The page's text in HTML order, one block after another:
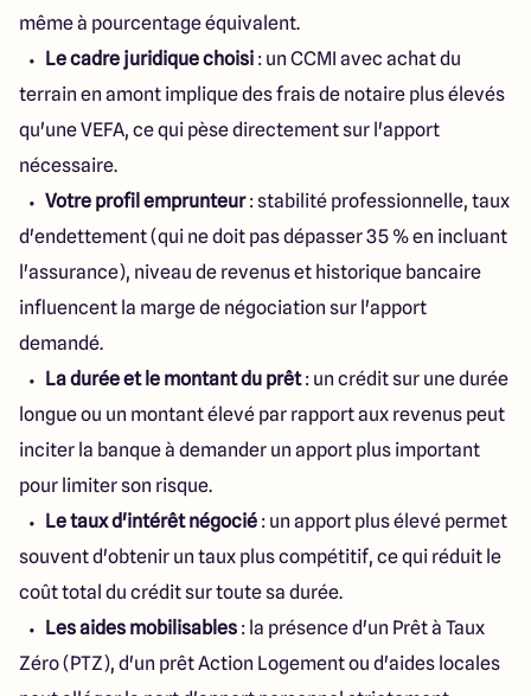
même à pourcentage équivalent.
Le cadre juridique choisi : un CCMI avec achat du
terrain en amont implique des frais de notaire plus élevés
qu'une VEFA, ce qui pèse directement sur l'apport
nécessaire.
Votre profil emprunteur: stabilité professionnelle, taux
d'endettement (qui ne doit pas dépasser 35 % en incluant
l'assurance), niveau de revenus et historique bancaire
influencent la marge de négociation sur l'apport
demandé.
La durée et le montant du prêt: un crédit sur une durée
longue ou un montant élevé par rapport aux revenus peut
inciter la banque à demander un apport plus important
pour limiter son risque.
Le taux d'intérêt négocié : un apport plus élevé permet
souvent d'obtenir un taux plus compétitif, ce qui réduit le
coût total du crédit sur toute sa durée.
Les aides mobilisables : la présence d'un Prêt à Taux
Zéro (PTZ), d'un prêt Action Logement ou d'aides locales